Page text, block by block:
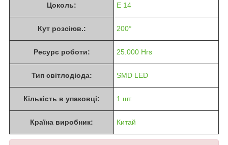
Цоколь: E 14
Кут розсіюв.: 200°
Ресурс роботи: 25.000 Hrs
Тип світлодіода: SMD LED
Кількість в упаковці: 1 шт.
Країна виробник: Китай